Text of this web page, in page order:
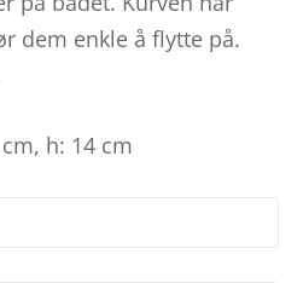
dem enkle å flytte på.
h: 14 cm